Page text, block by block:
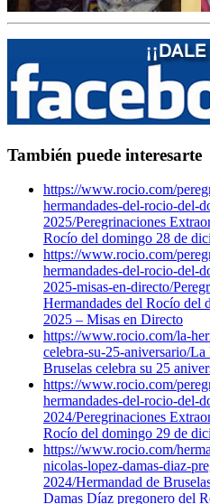
También puede interesarte
https://www.rocio.com/
hermandades-del-rocio-del-
2025/Peregrinaciones
Rocío del domingo 28 de
https://www.rocio.com/
hermandades-del-rocio-del-
2025-misas-en-directo/
Hermandades del Rocío del
2025 – Misas en Directo
https://www.rocio.com/la-
celebra-su-25-aniversario/La
Bruselas celebra su 25
https://www.rocio.com/
hermandades-del-rocio-del-
2024/Peregrinaciones
Rocío del domingo 29 de
https://www.rocio.com/
nicolas-lopez-damas-diaz-
2024/Hermandad de
Damas Díaz pregonero del